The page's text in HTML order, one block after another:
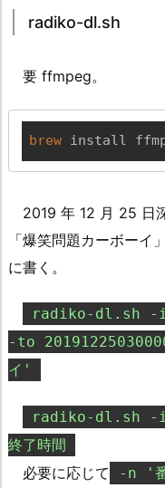
radiko-dl.sh
要 ffmpeg。
brew install
2019 年 12 月 25 日
「爆笑問題カーボーイ
に書く。
radiko-dl.sh -
-to
イ'
radiko-dl.sh -
終了時間
必要に応じて -n '